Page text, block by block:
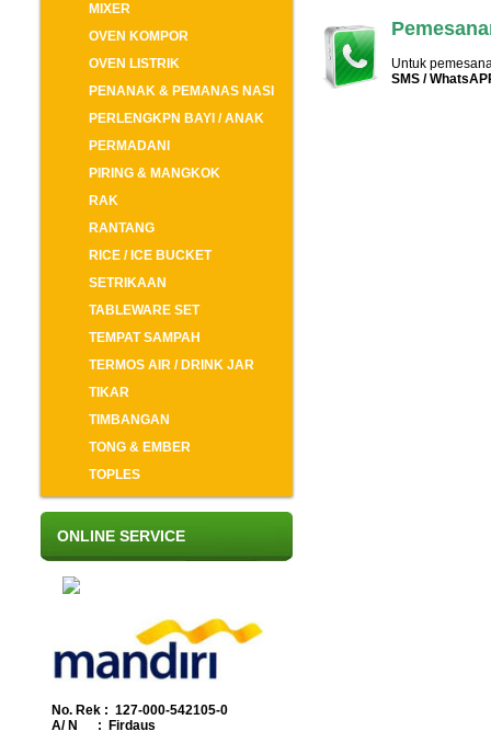
MIXER
OVEN KOMPOR
OVEN LISTRIK
PENANAK & PEMANAS NASI
PERLENGKPN BAYI / ANAK
PERMADANI
PIRING & MANGKOK
RAK
RANTANG
RICE / ICE BUCKET
SETRIKAAN
TABLEWARE SET
TEMPAT SAMPAH
TERMOS AIR / DRINK JAR
TIKAR
TIMBANGAN
TONG & EMBER
TOPLES
ONLINE SERVICE
No. Rek : 127-000-542105-0
A/ N : Firdaus
Untuk
SMS /